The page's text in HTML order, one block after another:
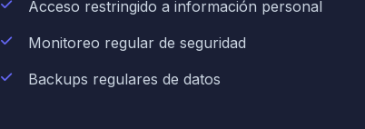
Acceso restringido a información personal
Monitoreo regular de seguridad
Backups regulares de datos